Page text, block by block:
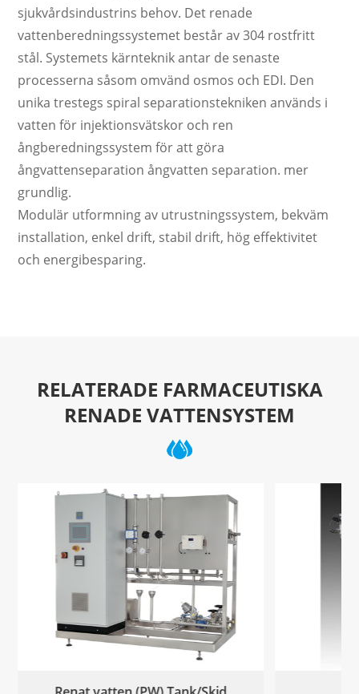
sjukvårdsindustrins behov. Det renade
vattenberedningssystemet består av 304 rostfritt
stål. Systemets kärnteknik antar de senaste
processerna såsom omvänd osmos och EDI. Den
unika trestegs spiral separationstekniken används i
vatten för injektionsvätskor och ren
ångberedningssystem för att göra
ångvattenseparation ångvatten separation. mer
grundlig.
Modulär utformning av utrustningssystem, bekväm
installation, enkel drift, stabil drift, hög effektivitet
och energibesparing.
RELATERADE FARMACEUTISKA
RENADE VATTENSYSTEM